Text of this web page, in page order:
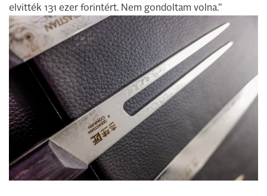
elvitték 131 ezer forintért. Nem gondoltam volna.”